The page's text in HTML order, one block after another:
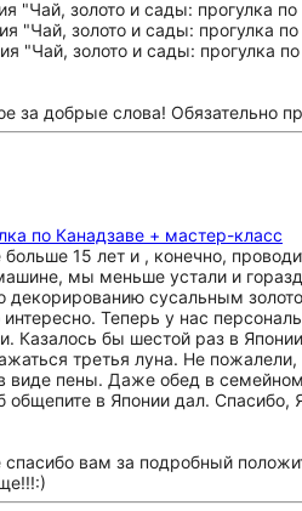
за добрые слова! Обязательно
по Канадзаве + мастер-класс
15 лет и , конечно,
мы меньше устали и
декорированию сусальным
Теперь у нас
Казалось бы шестой раз в
третья луна. Не
виде пены. Даже обед в
общепите в Японии дал.
спасибо вам за подробный